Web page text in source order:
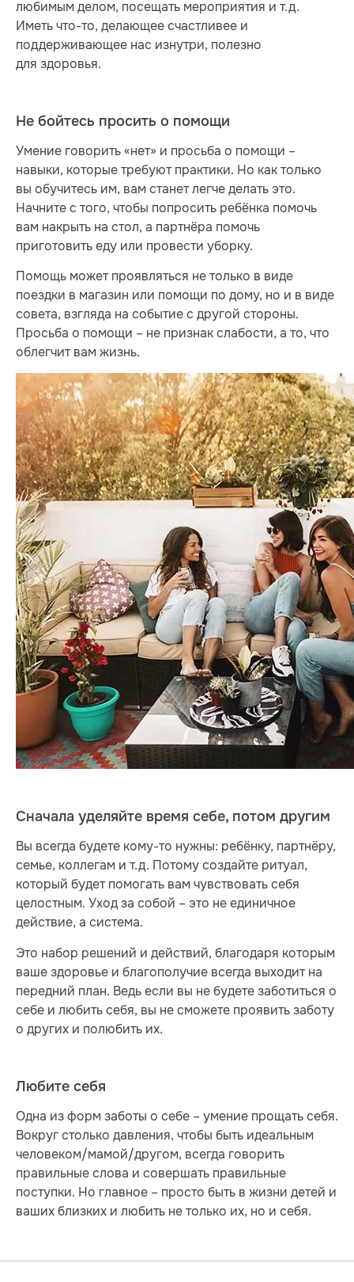
любимым делом, посещать мероприятия и т.д.
Иметь что-то, делающее счастливее и
поддерживающее нас изнутри, полезно
для здоровья.
Не бойтесь просить о помощи
Умение говорить «нет» и просьба о помощи –
навыки, которые требуют практики. Но как только
вы обучитесь им, вам станет легче делать это.
Начните с того, чтобы попросить ребёнка помочь
вам накрыть на стол, а партнёра помочь
приготовить еду или провести уборку.
Помощь может проявляться не только в виде
поездки в магазин или помощи по дому, но и в виде
совета, взгляда на событие с другой стороны.
Просьба о помощи – не признак слабости, а то, что
облегчит вам жизнь.
Сначала уделяйте время себе, потом другим
Вы всегда будете кому-то нужны: ребёнку, партнёру,
семье, коллегам и т.д. Потому создайте ритуал,
который будет помогать вам чувствовать себя
целостным. Уход за собой – это не единичное
действие, а система.
Это набор решений и действий, благодаря которым
ваше здоровье и благополучие всегда выходит на
передний план. Ведь если вы не будете заботиться о
себе и любить себя, вы не сможете проявить заботу
о других и полюбить их.
Любите себя
Одна из форм заботы о себе – умение прощать себя.
Вокруг столько давления, чтобы быть идеальным
человеком/мамой/другом, всегда говорить
правильные слова и совершать правильные
поступки. Но главное – просто быть в жизни детей и
ваших близких и любить не только их, но и себя.